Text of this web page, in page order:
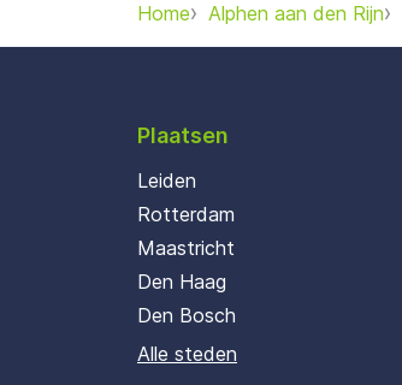
Home Alphen aan den Rijn
Plaatsen
Leiden
Rotterdam
Maastricht
Den Haag
Den Bosch
Alle steden